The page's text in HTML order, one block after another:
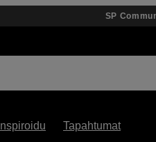
SP
Inspiroidu Tapahtumat